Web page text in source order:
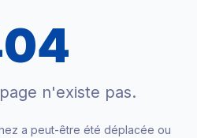
n'existe pas.
a peut-être été déplacée ou